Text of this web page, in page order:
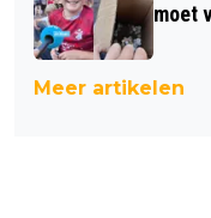
moet
Meer artikelen